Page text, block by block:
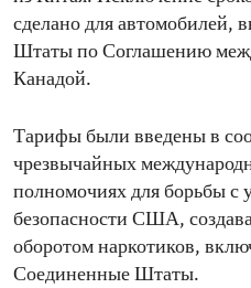
сделано для автомобилей,
Штаты по Соглашению
Канадой.
Тарифы были введены в
чрезвычайных
полномочиях для борьбы с
безопасности США,
оборотом наркотиков,
Соединенные Штаты.